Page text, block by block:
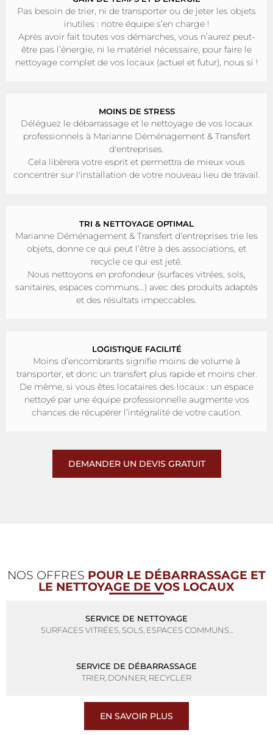
Pas besoin de trier, ni de transporter ou de jeter les objets
inutiles : notre équipe s’en charge !
Après avoir fait toutes vos démarches, vous n’aurez peut-
être pas l’énergie, ni le matériel nécessaire, pour faire le
nettoyage complet de vos locaux (actuel et futur), nous si !
MOINS DE STRESS
Déléguez le débarrassage et le nettoyage de vos locaux
professionnels à Marianne Déménagement & Transfert
d'entreprises.
Cela libèrera votre esprit et permettra de mieux vous
concentrer sur l'installation de votre nouveau lieu de travail.
TRI & NETTOYAGE OPTIMAL
Marianne Déménagement & Transfert d'entreprises trie les
objets, donne ce qui peut l’être à des associations, et
recycle ce qui est jeté.
Nous nettoyons en profondeur (surfaces vitrées, sols,
sanitaires, espaces communs...) avec des produits adaptés
et des résultats impeccables.
LOGISTIQUE FACILITÉ
Moins d’encombrants signifie moins de volume à
transporter, et donc un transfert plus rapide et moins cher.
De même, si vous êtes locataires des locaux : un espace
nettoyé par une équipe professionnelle augmente vos
chances de récupérer l’intégralité de votre caution.
DEMANDER UN DEVIS GRATUIT
NOS OFFRES POUR LE DÉBARRASSAGE ET
LE NETTOYAGE DE VOS LOCAUX
SERVICE DE NETTOYAGE
SURFACES VITRÉES, SOLS, ESPACES COMMUNS...
SERVICE DE DÉBARRASSAGE
TRIER, DONNER, RECYCLER
EN SAVOIR PLUS